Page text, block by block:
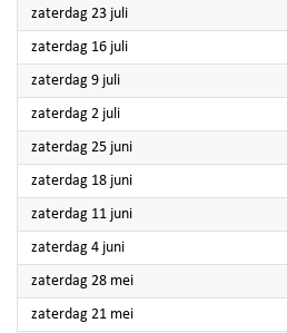
zaterdag 23 juli2022
zaterdag 16 juli2022
zaterdag 9 juli2022
zaterdag 2 juli2022
zaterdag 25 juni2022
zaterdag 18 juni2022
zaterdag 11 juni2022
zaterdag 4 juni2022
zaterdag 28 mei2022
zaterdag 21 mei2022